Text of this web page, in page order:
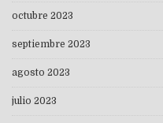
octubre 2023
septiembre 2023
agosto 2023
julio 2023